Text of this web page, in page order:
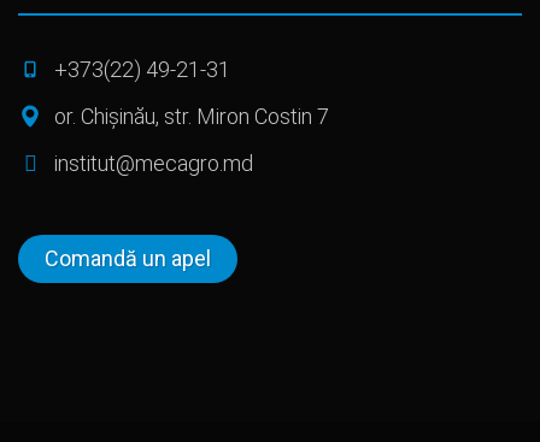
+373(22) 49-21-31
or. Chișinău, str. Miron Costin 7
institut@mecagro.md
Comandă un apel